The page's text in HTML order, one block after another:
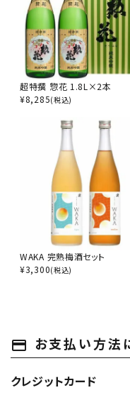
超特撰 惣花 1.8L×2本
¥8,285(税込)
WAKA 完熟梅酒セット
¥3,300(税込)
payment お支払い方法
クレジットカード